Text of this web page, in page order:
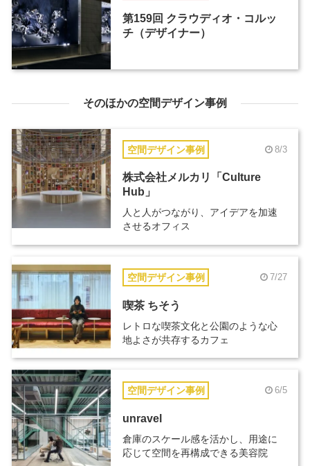
第159回 クラウディオ・コルッ
チ（デザイナー）
そのほかの空間デザイン事例
空間デザイン事例 8/3
株式会社メルカリ「Culture
Hub」
人と人がつながり、アイデアを加速
させるオフィス
空間デザイン事例 7/27
喫茶 ちそう
レトロな喫茶文化と公園のような心
地よさが共存するカフェ
空間デザイン事例 6/5
unravel
倉庫のスケール感を活かし、用途に
応じて空間を再構成できる美容院